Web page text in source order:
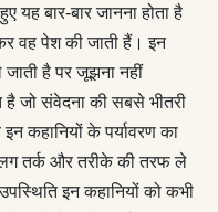
बार-बार जानना होता है
वह पेश की जाती हैं। इन
जाती है पर जूझना नहीं
है जो संवेदना की सबसे भीतरी
कहानियों के पर्यावरण का
तर्क और तरीके की तरफ ले
इन कहानियों को कभी